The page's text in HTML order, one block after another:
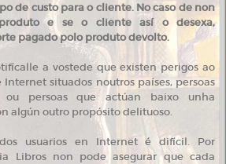
de custo para o cliente. No caso de non
e se o cliente así o desexa,
pagado polo produto devolto.
a vostede que existen perigos ao
situados noutros países, persoas
persoas que actúan baixo unha
algún outro propósito delituoso.
usuarios en Internet é difícil. Por
Libros non pode asegurar que cada